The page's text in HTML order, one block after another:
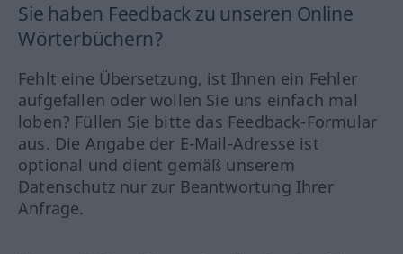
Sie haben Feedback zu unseren Online
Wörterbüchern?
Fehlt eine Übersetzung, ist Ihnen ein Fehler
aufgefallen oder wollen Sie uns einfach mal
loben? Füllen Sie bitte das Feedback-Formular
aus. Die Angabe der E-Mail-Adresse ist
optional und dient gemäß unserem
Datenschutz nur zur Beantwortung Ihrer
Anfrage.